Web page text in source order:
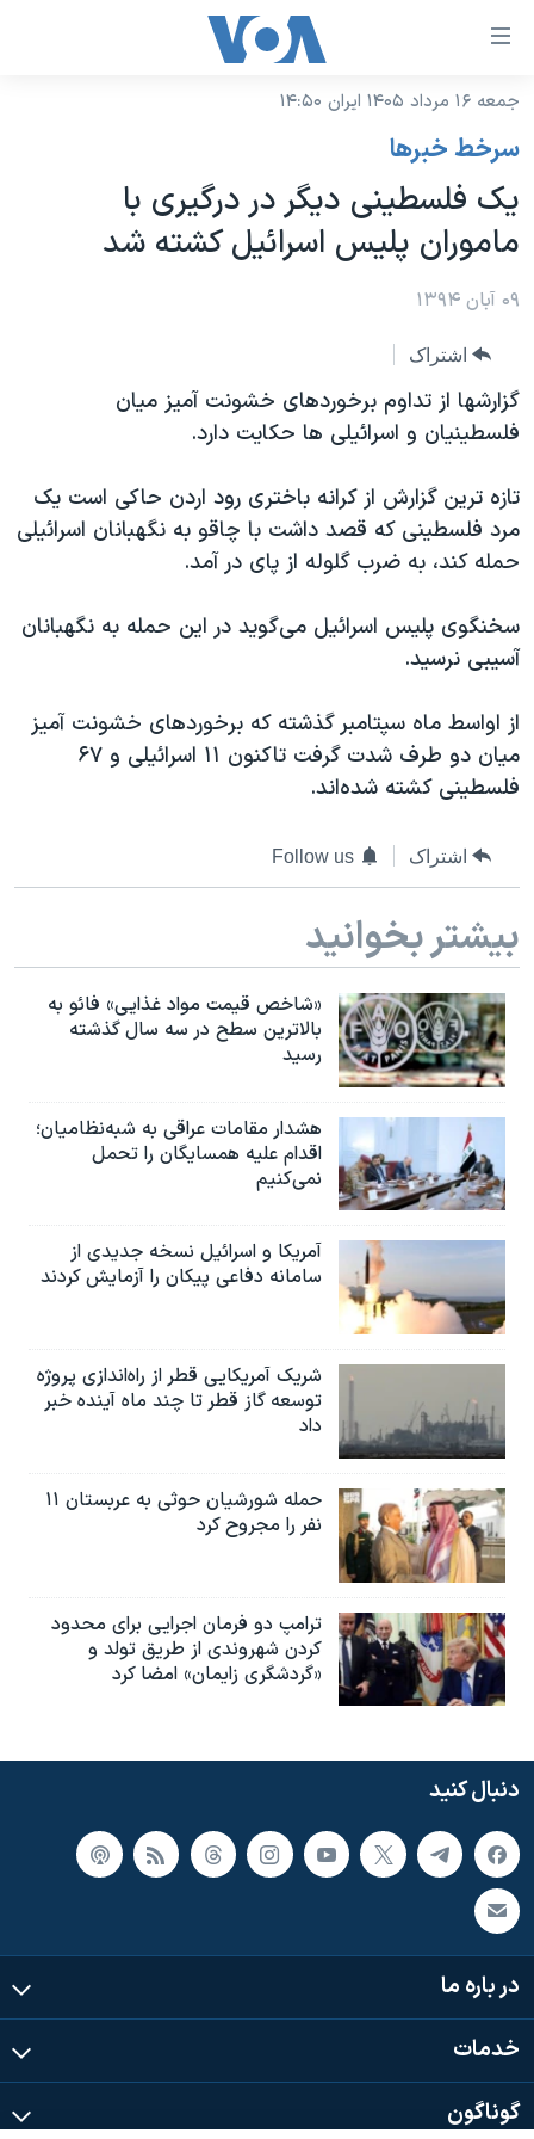
لینکهای
دسترسی
جهش
محتوای
اصلی
به
اصلی
جهش
به
نسخه سبک وب‌سایت
موضوع ها
ایران
آمریکا
جهان
گزیده‌ها
ویدیوها
فرهنگ و زندگی
اقتصادی
اسرائیل در جنگ
گالری عکس
برنامه های تلویزیونی
جدول برنامه ها
صفحه‌های ویژه
عملیات خشم حماسی
بایگانی برنامه‌های تلویزیونی
مستندها
حمله جمهوری اسلامی به اسرائیل
ورزش زنان در ایران
اعتراضات زن، زندگی، آزادی
تریبونال مردمی آبان ۹۸
چهل سال گروگان‌گیری
اعتراضات مردمی آبان ۹۸
اسرائیل در جنگ
نرگس محمدی برنده جایزه نوبل صلح
همایش محافظه‌کاران آمریکا «سی‌پک»
صفحه‌های ویژه
سفر پرزیدنت ترامپ به چین
فرکانس‌های صدای آمریکا
پخش رادیویی
یادگیری زبان انگلیسی
دنبال کنید
زبانهای مختلف
جمعه ۱۶ مرداد ۱۴۰۵ ایران ۱۴:۵۰
سرخط خبرها
یک فلسطینی دیگر در درگیری با
ماموران پلیس اسرائیل کشته شد
۰۹ آبان ۱۳۹۴
اشتراک
گزارشها از تداوم برخوردهای خشونت آمیز میان
فلسطینیان و اسرائیلی ها حکایت دارد.
تازه ترین گزارش از کرانه باختری رود اردن حاکی است یک
مرد فلسطینی که قصد داشت با چاقو به نگهبانان اسرائیلی
حمله کند، به ضرب گلوله از پای در آمد.
سخنگوی پلیس اسرائیل می‌گوید در این حمله به نگهبانان
آسیبی نرسید.
از اواسط ماه سپتامبر گذشته که برخوردهای خشونت آمیز
میان دو طرف شدت گرفت تاکنون ۱۱ اسرائیلی و ۶۷
فلسطینی کشته شده‌اند.
اشتراک Follow us
بیشتر بخوانید
«شاخص قیمت مواد غذایی» فائو به
بالاترین سطح در سه سال گذشته
رسید
هشدار مقامات عراقی به شبه‌نظامیان؛
اقدام علیه همسایگان را تحمل
نمی‌کنیم
آمریکا و اسرائیل نسخه جدیدی از
سامانه دفاعی پیکان را آزمایش کردند
شریک آمریکایی قطر از راه‌اندازی پروژه
توسعه گاز قطر تا چند ماه آینده خبر
داد
حمله شورشیان حوثی به عربستان ۱۱
نفر را مجروح کرد
ترامپ دو فرمان اجرایی برای محدود
کردن شهروندی از طریق تولد و
«گردشگری زایمان» امضا کرد
دنبال کنید
در باره ما
خدمات
گوناگون